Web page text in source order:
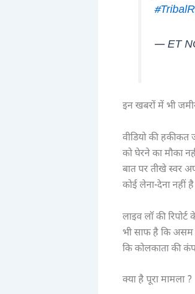
— ET
इन खबरों में भी
वीडियो की हकीकत
को घेरने का मौका
बात पर तीखे स्वर
कोई लेना-देना नहीं
लाइव लॉ की रिपोर्ट
भी साफ है कि असम
कि कोलकाता की
क्या है पूरा मामला ?